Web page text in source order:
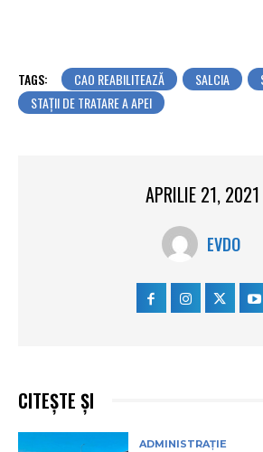
TAGS: CAO REABILITEAZĂ SALCIA
STAȚII DE TRATARE A APEI
APRILIE 21, 2021
EVDO
CITEȘTE ȘI
ADMINISTRAȚIE